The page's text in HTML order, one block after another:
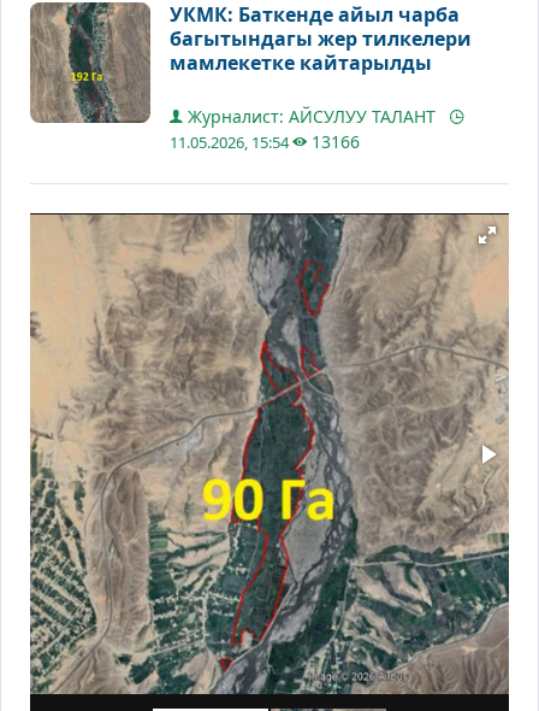
УКМК: Баткенде айыл чарба
багытындагы жер тилкелери
мамлекетке кайтарылды
Журналист: АЙСУЛУУ ТАЛАНТ
11.05.2026, 15:54 13166